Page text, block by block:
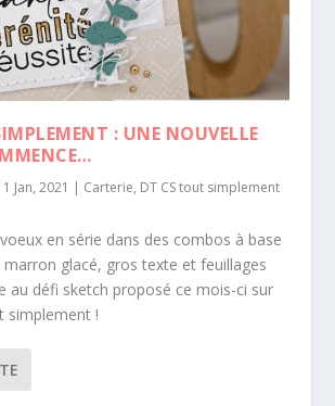
: UNE NOUVELLE
Jan, 2021 | Carterie, DT CS tout simplement
en série dans des combos à base
glacé, gros texte et feuillages
au défi sketch proposé ce mois-ci sur
simplement !